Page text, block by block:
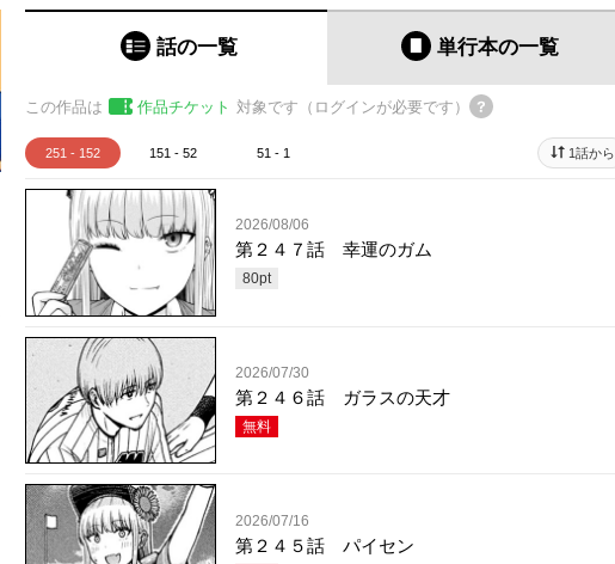
話の一覧 単行本の一覧
この作品は 作品チケット 対象です（ログインが必要です）
251 - 152 151 - 52 51 - 1 1話から
2026/08/06
第２４７話 幸運のガム
80pt
2026/07/30
第２４６話 ガラスの天才
無料
2026/07/16
第２４５話 パイセン